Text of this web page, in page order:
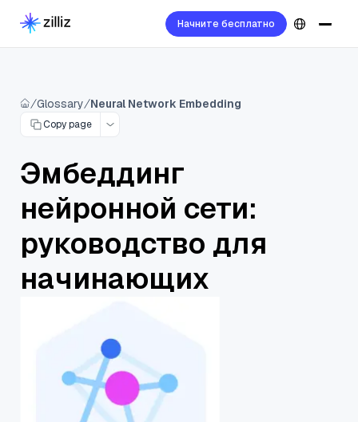
Начните бесплатно
Glossary Neural Network Embedding
Copy page
Эмбеддинг
нейронной сети:
руководство для
начинающих